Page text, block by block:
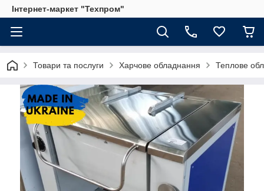
Інтернет-маркет "Техпром"
Товари та послуги Харчове обладнання Теплове